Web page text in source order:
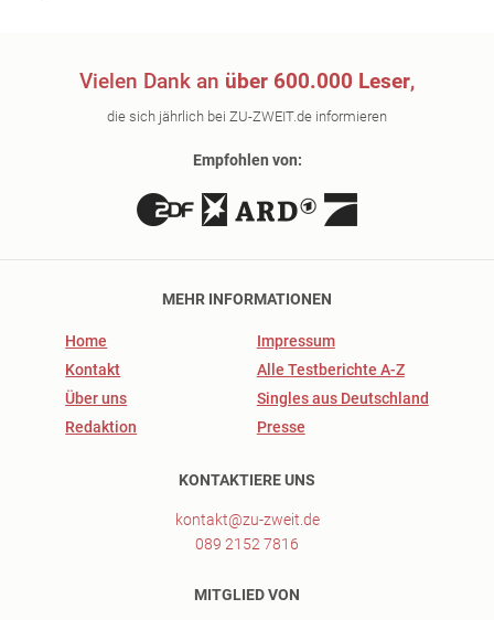
Vielen Dank an über 600.000 Leser,
die sich jährlich bei ZU-ZWEIT.de informieren
Empfohlen von:
MEHR INFORMATIONEN
Home
Kontakt
Über uns
Redaktion
Impressum
Alle Testberichte A-Z
Singles aus Deutschland
Presse
KONTAKTIERE UNS
kontakt@zu-zweit.de
089 2152 7816
MITGLIED VON